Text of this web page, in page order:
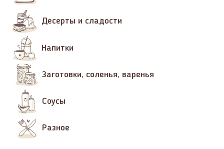
Десерты и сладости
Напитки
Заготовки, соленья, варенья
Соусы
Разное